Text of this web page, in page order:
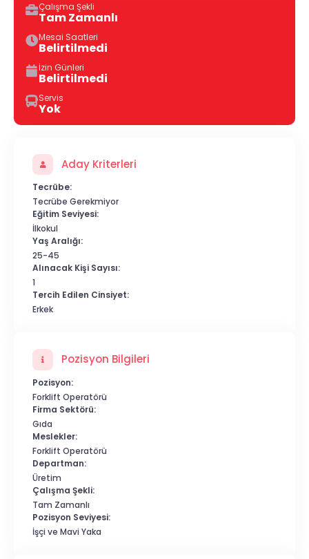
Çalışma Şekli
Tam Zamanlı
Mesai Saatleri
Belirtilmedi
İzin Günleri
Belirtilmedi
Servis
Yok
Aday Kriterleri
Tecrübe:
Tecrübe Gerekmiyor
Eğitim Seviyesi:
İlkokul
Yaş Aralığı:
25-45
Alınacak Kişi Sayısı:
1
Tercih Edilen Cinsiyet:
Erkek
Pozisyon Bilgileri
Pozisyon:
Forklift Operatörü
Firma Sektörü:
Gıda
Meslekler:
Forklift Operatörü
Departman:
Üretim
Çalışma Şekli:
Tam Zamanlı
Pozisyon Seviyesi:
İşçi ve Mavi Yaka